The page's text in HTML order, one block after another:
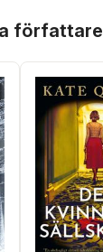
författare